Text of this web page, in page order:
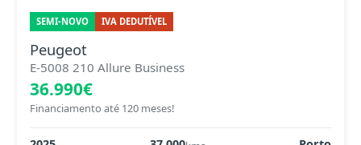
SEMI-NOVO IVA DEDUTÍVEL
Peugeot
E-5008 210 Allure Business
36.990€
Financiamento até 120 meses!